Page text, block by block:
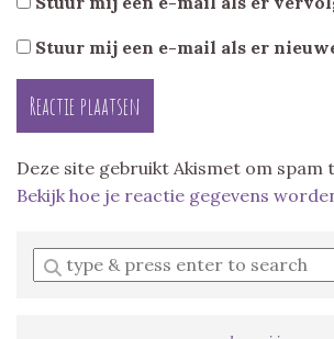
Stuur mij een e-mail als er
Deze site gebruikt Akismet om spam
Bekijk hoe je reactie gegevens
Enter
a